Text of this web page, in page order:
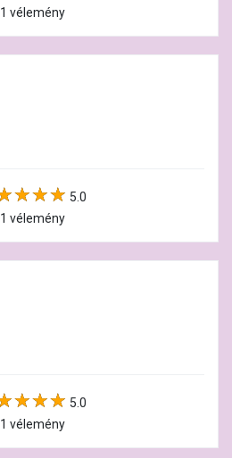
1 vélemény
5.0
1 vélemény
5.0
1 vélemény